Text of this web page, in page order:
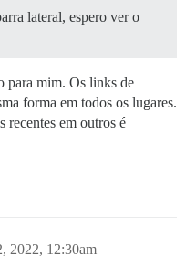
lateral, espero ver o
para mim. Os links de
forma em todos os lugares.
recentes em outros é
2022, 12:30am